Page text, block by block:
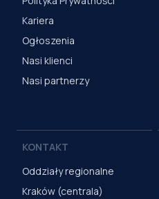
Kariera
Ogłoszenia
Nasi klienci
Nasi partnerzy
KONTAKT
Oddziały regionalne
Kraków (centrala)